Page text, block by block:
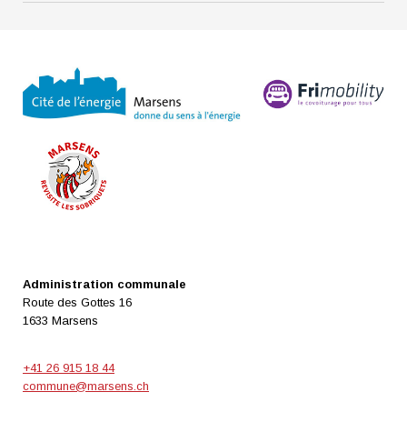
Administration communale
Route des Gottes 16
1633 Marsens
+41 26 915 18 44
commune@marsens.ch